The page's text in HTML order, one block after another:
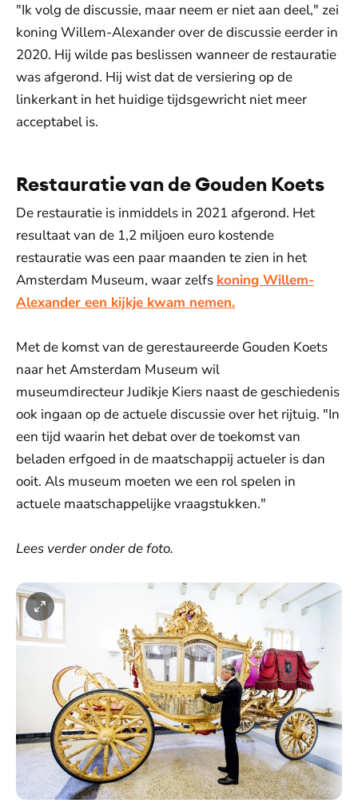
"Ik volg de discussie, maar neem er niet aan deel," zei
koning Willem-Alexander over de discussie eerder in
2020. Hij wilde pas beslissen wanneer de restauratie
was afgerond. Hij wist dat de versiering op de
linkerkant in het huidige tijdsgewricht niet meer
acceptabel is.
Restauratie van de Gouden Koets
De restauratie is inmiddels in 2021 afgerond. Het
resultaat van de 1,2 miljoen euro kostende
restauratie was een paar maanden te zien in het
Amsterdam Museum, waar zelfs koning Willem-
Alexander een kijkje kwam nemen.
Met de komst van de gerestaureerde Gouden Koets
naar het Amsterdam Museum wil
museumdirecteur Judikje Kiers naast de geschiedenis
ook ingaan op de actuele discussie over het rijtuig. "In
een tijd waarin het debat over de toekomst van
beladen erfgoed in de maatschappij actueler is dan
ooit. Als museum moeten we een rol spelen in
actuele maatschappelijke vraagstukken."
Lees verder onder de foto.